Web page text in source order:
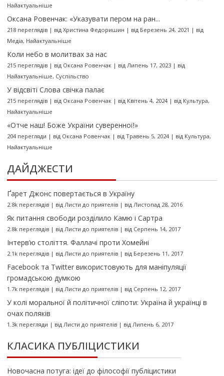
Найактуальніше
Оксана Ровенчак: «Указувати пером на ран...
218 переглядів| від Христина Федоришин | від Березень 24, 2021 | від
Медіа, Найактуальніше
Коли небо в молитвах за нас
215 переглядів| від Оксана Ровенчак| від Липень 17, 2023| від
Найактуальніше, Суспільство
У відсвіті Слова свічка палає
215 переглядів| від Оксана Ровенчак| від Квітень 4, 2024| від Культура,
Найактуальніше
«Отче наш! Боже України суверенної!»
204 перегляди | від Оксана Ровенчак| від Травень 5, 2024| від Культура,
Найактуальніше
ДАЙДЖЕСТИ
Ґарет Джонс повертається в Україну
2.8k переглядів| від Листи до приятелів| від Листопад 28, 2016
Як питання свободи розділило Камю і Сартра
2.8k переглядів| від Листи до приятелів| від Серпень 14, 2017
Інтерв’ю століття. Фаллачі проти Хомейні
2.1k переглядів| від Листи до приятелів| від Березень 11, 2017
Facebook та Twitter використовують для маніпуляції
громадською думкою
1.7k переглядів| від Листи до приятелів| від Серпень 12, 2017
У колі моральної й політичної сліпоти: Україна й українці в
очах поляків
1.3k перегляди | від Листи до приятелів| від Липень 6, 2017
КЛАСИКА ПУБЛІЦИСТИКИ
Новочасна потуга: ідеї до філософії публіцистики